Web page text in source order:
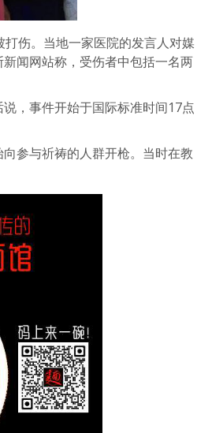
伤。当地一家医院的发言人对媒
闻网站称，受伤者中包括一名两
，事件开始于国际标准时间17点
参与祈祷的人群开枪。当时在教